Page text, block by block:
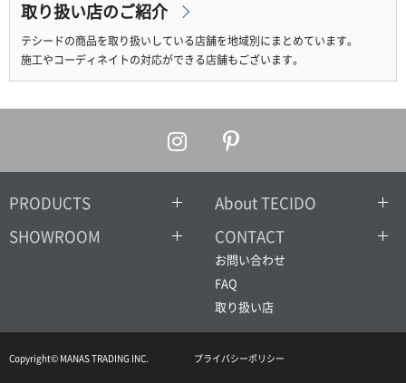
取り扱い店のご紹介
テシードの商品を取り扱いしている店舗を地域別にまとめています。
施工やコーディネイトの対応ができる店舗もございます。
PRODUCTS
About TECIDO
SHOWROOM
CONTACT
お問い合わせ
FAQ
取り扱い店
Copyright© MANAS TRADING INC. プライバシーポリシー